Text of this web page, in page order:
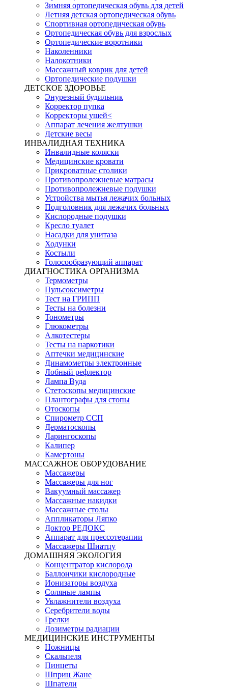
Зимняя ортопедическая обувь для детей
Летняя детская ортопедическая обувь
Спортивная ортопедическая обувь
Ортопедическая обувь для взрослых
Ортопедические воротники
Наколенники
Налокотники
Массажный коврик для детей
Ортопедические подушки
ДЕТСКОЕ ЗДОРОВЬЕ
Энурезный будильник
Корректор пупка
Корректоры ушей<
Аппарат лечения желтушки
Детские весы
ИНВАЛИДНАЯ ТЕХНИКА
Инвалидные коляски
Медицинские кровати
Прикроватные столики
Противопролежневые матрасы
Противопролежневые подушки
Устройства мытья лежачих больных
Подголовник для лежачих больных
Кислородные подушки
Кресло туалет
Насадки для унитаза
Ходунки
Костыли
Голосообразующий аппарат
ДИАГНОСТИКА ОРГАНИЗМА
Термометры
Пульсоксиметры
Тест на ГРИПП
Тесты на болезни
Тонометры
Глюкометры
Алкотестеры
Тесты на наркотики
Аптечки медицинские
Динамометры электронные
Лобный рефлектор
Лампа Вуда
Стетоскопы медицинские
Плантографы для стопы
Отоскопы
Спирометр ССП
Дерматоскопы
Ларингоскопы
Калипер
Камертоны
МАССАЖНОЕ ОБОРУДОВАНИЕ
Массажеры
Массажеры для ног
Вакуумный массажер
Массажные накидки
Массажные столы
Аппликаторы Ляпко
Доктор РЕДОКС
Аппарат для прессотерапии
Массажеры Шиатцу
ДОМАШНЯЯ ЭКОЛОГИЯ
Концентратор кислорода
Баллончики кислородные
Ионизаторы воздуха
Соляные лампы
Увлажнители воздуха
Серебрители воды
Грелки
Дозиметры радиации
МЕДИЦИНСКИЕ ИНСТРУМЕНТЫ
Ножницы
Скальпеля
Пинцеты
Шприц Жане
Шпатели